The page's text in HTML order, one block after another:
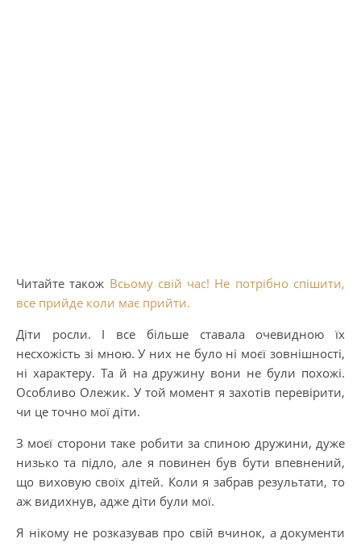
Читайте також Всьому свій час! Не потрібно спішити,
все прийде коли має прийти.
Діти росли. І все більше ставала очевидною їх
несхожість зі мною. У них не було ні моєї зовнішності,
ні характеру. Та й на дружину вони не були похожі.
Особливо Олежик. У той момент я захотів перевірити,
чи це точно мої діти.
З моєї сторони таке робити за спиною дружини, дуже
низько та підло, але я повинен був бути впевнений,
що виховую своїх дітей. Коли я забрав результати, то
аж видихнув, адже діти були мої.
Я нікому не розказував про свій вчинок, а документи